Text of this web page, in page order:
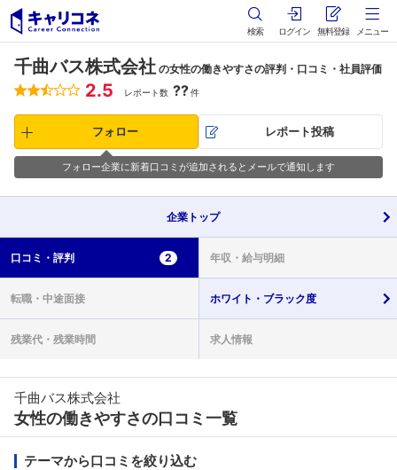
検索 ログイン 無料登録 メニュー
千曲バス株式会社 の女性の働きやすさの評判・口コミ・社員評価
2.5 レポート数 ??件
フォロー レポート投稿
フォロー企業に新着口コミが追加されるとメールで通知します
企業 トップ
口コミ・ 評判 2 年収・ 給与明細
転職・ 中途面接 ホワイト・ ブラック度
残業代・ 残業時間 求人情報
千曲バス株式会社
女性の働きやすさの口コミ一覧
テーマから口コミを絞り込む